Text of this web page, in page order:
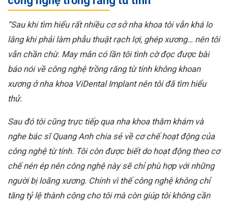
“Sau khi tìm hiểu rất nhiều cơ sở nha khoa tôi vẫn khá lo
lắng khi phải làm phẫu thuật rạch lợi, ghép xương… nên tôi
vẫn chần chừ. May mắn có lần tôi tình cờ đọc được bài
báo nói về công nghệ trồng răng từ tính không khoan
xương ở nha khoa ViDental Implant nên tôi đã tìm hiểu
thử.
Sau đó tôi cũng trực tiếp qua nha khoa thăm khám và
nghe bác sĩ Quang Anh chia sẻ về cơ chế hoạt động của
công nghệ từ tính. Tôi còn được biết do hoạt động theo cơ
chế nén ép nên công nghệ này sẽ chỉ phù hợp với những
người bị loãng xương. Chính vì thế công nghệ không chỉ
tăng tỷ lệ thành công cho tôi mà còn giúp tôi không cần